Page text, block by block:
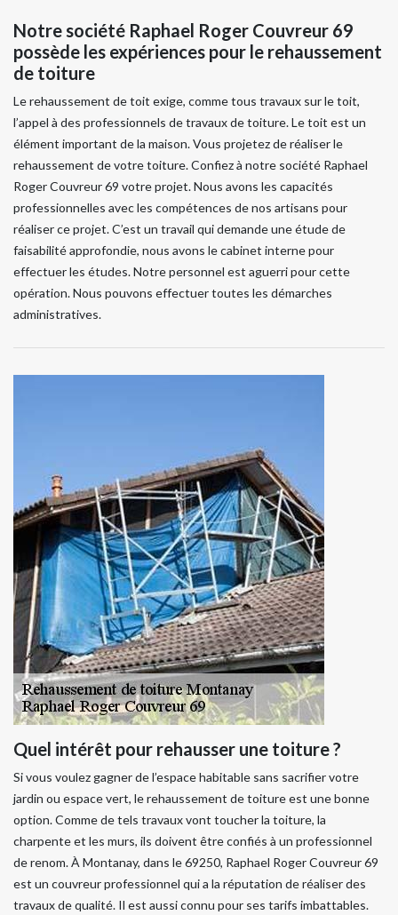
Notre société Raphael Roger Couvreur 69
possède les expériences pour le rehaussement
de toiture
Le rehaussement de toit exige, comme tous travaux sur le toit,
l’appel à des professionnels de travaux de toiture. Le toit est un
élément important de la maison. Vous projetez de réaliser le
rehaussement de votre toiture. Confiez à notre société Raphael
Roger Couvreur 69 votre projet. Nous avons les capacités
professionnelles avec les compétences de nos artisans pour
réaliser ce projet. C’est un travail qui demande une étude de
faisabilité approfondie, nous avons le cabinet interne pour
effectuer les études. Notre personnel est aguerri pour cette
opération. Nous pouvons effectuer toutes les démarches
administratives.
Quel intérêt pour rehausser une toiture ?
Si vous voulez gagner de l’espace habitable sans sacrifier votre
jardin ou espace vert, le rehaussement de toiture est une bonne
option. Comme de tels travaux vont toucher la toiture, la
charpente et les murs, ils doivent être confiés à un professionnel
de renom. À Montanay, dans le 69250, Raphael Roger Couvreur 69
est un couvreur professionnel qui a la réputation de réaliser des
travaux de qualité. Il est aussi connu pour ses tarifs imbattables.